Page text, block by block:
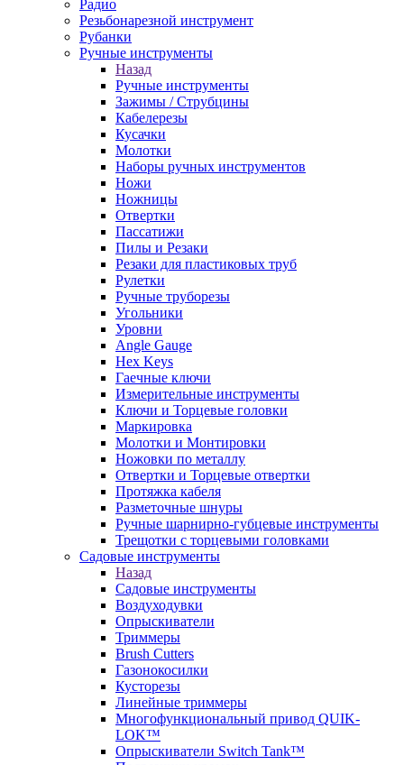
Радио
Резьбонарезной инструмент
Рубанки
Ручные инструменты
Назад
Ручные инструменты
Зажимы / Струбцины
Кабелерезы
Кусачки
Молотки
Наборы ручных инструментов
Ножи
Ножницы
Отвертки
Пассатижи
Пилы и Резаки
Резаки для пластиковых труб
Рулетки
Ручные труборезы
Угольники
Уровни
Angle Gauge
Hex Keys
Гаечные ключи
Измерительные инструменты
Ключи и Торцевые головки
Маркировка
Молотки и Монтировки
Ножовки по металлу
Отвертки и Торцевые отвертки
Протяжка кабеля
Разметочные шнуры
Ручные шарнирно-губцевые инструменты
Трещотки с торцевыми головками
Садовые инструменты
Назад
Садовые инструменты
Воздуходувки
Опрыскиватели
Триммеры
Brush Cutters
Газонокосилки
Кусторезы
Линейные триммеры
Многофункциональный привод QUIK-
LOK™
Опрыскиватели Switch Tank™